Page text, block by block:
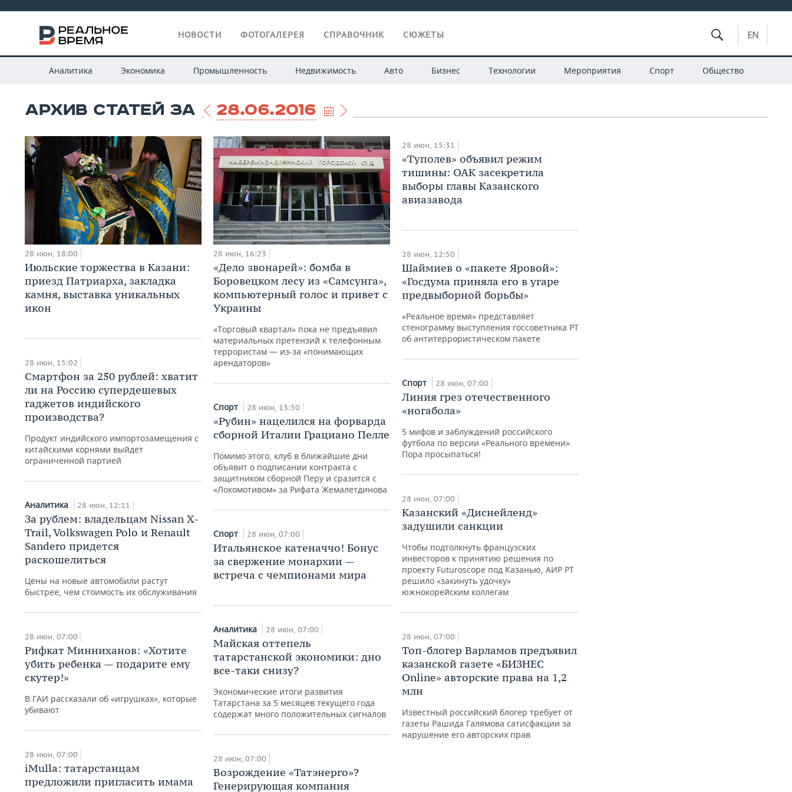
НОВОСТИ ФОТОГАЛЕРЕЯ СПРАВОЧНИК СЮЖЕТЫ EN
Аналитика Экономика Промышленность Недвижимость Авто Бизнес Технологии Мероприятия Спорт Общество
АРХИВ СТАТЕЙ ЗА 28.06.2016
28 июн, 18:00
Июльские торжества в Казани:
приезд Патриарха, закладка
камня, выставка уникальных
икон
28 июн, 15:02
Смартфон за 250 рублей: хватит
ли на Россию супердешевых
гаджетов индийского
производства?
Продукт индийского импортозамещения с
китайскими корнями выйдет
ограниченной партией
Аналитика 28 июн, 12:11
За рублем: владельцам Nissan X-
Trail, Volkswagen Polo и Renault
Sandero придется
раскошелиться
Цены на новые автомобили растут
быстрее, чем стоимость их обслуживания
28 июн, 07:00
Рифкат Минниханов: «Хотите
убить ребенка — подарите ему
скутер!»
В ГАИ рассказали об «игрушках», которые
убивают
28 июн, 07:00
iMulla: татарстанцам
предложили пригласить имама
Павел Шмаков: «Финское
лето «короткое и
28 июн, 16:23
«Дело звонарей»: бомба в
Боровецком лесу из «Самсунга»,
компьютерный голос и привет с
Украины
«Торговый квартал» пока не предъявил
материальных претензий к телефонным
террористам — из-за «понимающих
арендаторов»
Спорт 28 июн, 13:50
«Рубин» нацелился на форварда
сборной Италии Грациано Пелле
Помимо этого, клуб в ближайшие дни
объявит о подписании контракта с
защитником сборной Перу и сразится с
«Локомотивом» за Рифата Жемалетдинова
Спорт 28 июн, 07:00
Итальянское катеначчо! Бонус
за свержение монархии —
встреча с чемпионами мира
Аналитика 28 июн, 07:00
Майская оттепель
татарстанской экономики: дно
все-таки снизу?
Экономические итоги развития
Татарстана за 5 месяцев текущего года
содержат много положительных сигналов
28 июн, 07:00
Возрождение «Татэнерго»?
Генерирующая компания
28 июн, 15:31
«Туполев» объявил режим
тишины: ОАК засекретила
выборы главы Казанского
авиазавода
28 июн, 12:50
Шаймиев о «пакете Яровой»:
«Госдума приняла его в угаре
предвыборной борьбы»
«Реальное время» представляет
стенограмму выступления госсоветника РТ
об антитеррористическом пакете
Спорт 28 июн, 07:00
Линия грез отечественного
«ногабола»
5 мифов и заблуждений российского
футбола по версии «Реального времени».
Пора просыпаться!
28 июн, 07:00
Казанский «Диснейленд»
задушили санкции
Чтобы подтолкнуть французских
инвесторов к принятию решения по
проекту Futuroscope под Казанью, АИР РТ
решило «закинуть удочку»
южнокорейским коллегам
28 июн, 07:00
Топ-блогер Варламов предъявил
казанской газете «БИЗНЕС
Online» авторские права на 1,2
млн
Известный российский блогер требует от
газеты Рашида Галямова сатисфакции за
нарушение его авторских прав